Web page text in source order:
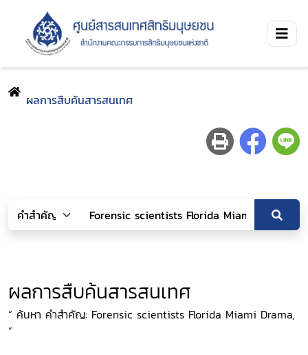
ผลการสืบค้นสารสนเทศ
ผลการสืบค้นสารสนเทศ
“ ค้นหา คำสำคัญ: Forensic scientists Florida Miami Drama,
”